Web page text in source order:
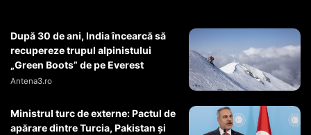
După 30 de ani, India încearcă să
recupereze trupul alpinistului
„Green Boots” de pe Everest
Antena3.ro
Ministrul turc de externe: Pactul de
apărare dintre Turcia, Pakistan şi